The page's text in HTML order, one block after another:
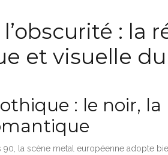
: la
et visuelle
: le noir,
90, la scène metal européenne adopte